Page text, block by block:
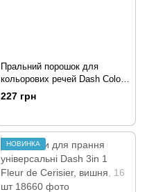
Пральний порошок для
кольорових речей Dash Color
Frische 1.17 кг 18 прань
227 грн
НОВИНКА